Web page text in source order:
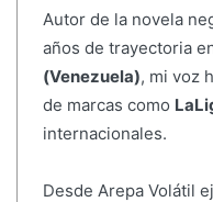
Autor de la novela
años de trayectoria
(Venezuela), mi voz
de marcas como
internacionales.
Desde Arepa Volátil